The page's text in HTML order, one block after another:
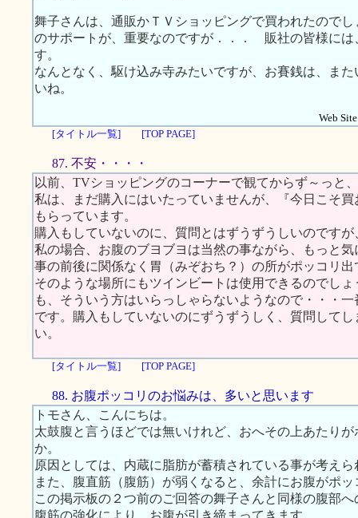
舞子さんは、通販かＴＶショッピングで買われたので
のサポートが、重要なのですが．．． 販社の皆様には
す。
なんとなく、駆け込み寺みたいですが、お賽銭は、ま
いね。
Web
[タイトル一覧]
[TOP PAGE]
87. 不安・・・・
以前、TVショッピングのコーナーで観てからず～っと
私は、まだ購入にはいたっていませんが、『今日こそ
もらっています。
購入もしていないのに、質問とはずうずうしいのですが
私の場合、お腹のブヨブヨは当然の事ながら、もっと
事の前後に関係なく胃（みぞおち？）の所がポッコリ
そのような場所にもツインビートは使用できるのでし
も、そういう方はいらっしゃらないようなので・・・
です。購入もしていないのにずうずうしく、質問して
い。
[タイトル一覧] [TOP PAGE]
88. お腹ポッコリのお悩みは、多いと思います
トモさん、こんにちは。
太鼓腹と言うほどでは無いけれど、おへその上あたり
か。
原因としては、内蔵に脂肪が蓄積されている事が考えら
また、腹直筋（腹筋）が弱くなると、余計にお腹がポ
この掲示板の２つ前のご回答の舞子さんと同様の腹部
腹筋の強化により、お腹が引き締まってきます。